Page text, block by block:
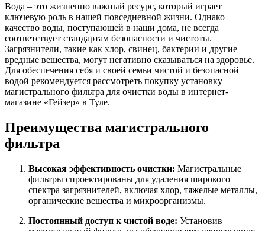
Вода – это жизненно важный ресурс, который играет
ключевую роль в нашей повседневной жизни. Однако
качество воды, поступающей в наши дома, не всегда
соответствует стандартам безопасности и чистоты.
Загрязнители, такие как хлор, свинец, бактерии и другие
вредные вещества, могут негативно сказываться на здоровье.
Для обеспечения себя и своей семьи чистой и безопасной
водой рекомендуется рассмотреть покупку установку
магистрального фильтра для очистки воды в интернет-
магазине «Гейзер» в Туле.
Преимущества магистрального
фильтра
Высокая эффективность очистки: Магистральные
фильтры спроектированы для удаления широкого
спектра загрязнителей, включая хлор, тяжелые металлы,
органические вещества и микроорганизмы.
Постоянный доступ к чистой воде: Установив